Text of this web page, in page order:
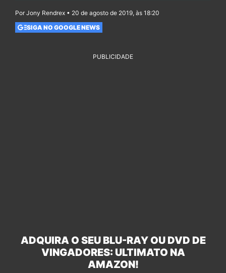
Por Jony Rendrex • 20 de agosto de 2019, às 18:20
SIGA NO GOOGLE NEWS
PUBLICIDADE
ADQUIRA O SEU BLU-RAY OU DVD DE
VINGADORES: ULTIMATO NA
AMAZON!